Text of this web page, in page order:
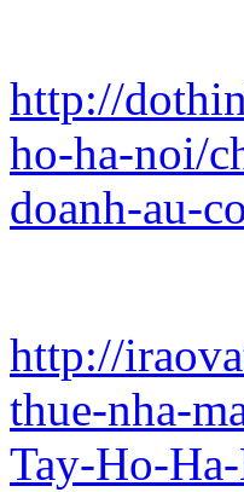
http://
ho-ha-noi/
doanh-au-
http://
thue-nha-
Tay-Ho-